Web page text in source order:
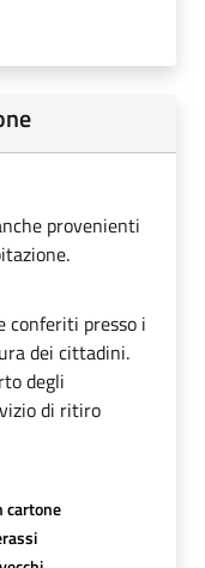
provenienti
conferiti presso i
dei cittadini.
degli
di ritiro
cartone